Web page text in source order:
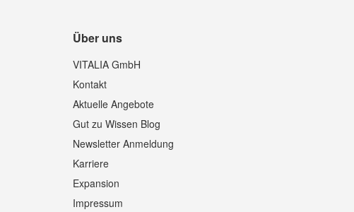
Über uns
VITALIA GmbH
Kontakt
Aktuelle Angebote
Gut zu Wissen Blog
Newsletter Anmeldung
Karriere
Expansion
Impressum